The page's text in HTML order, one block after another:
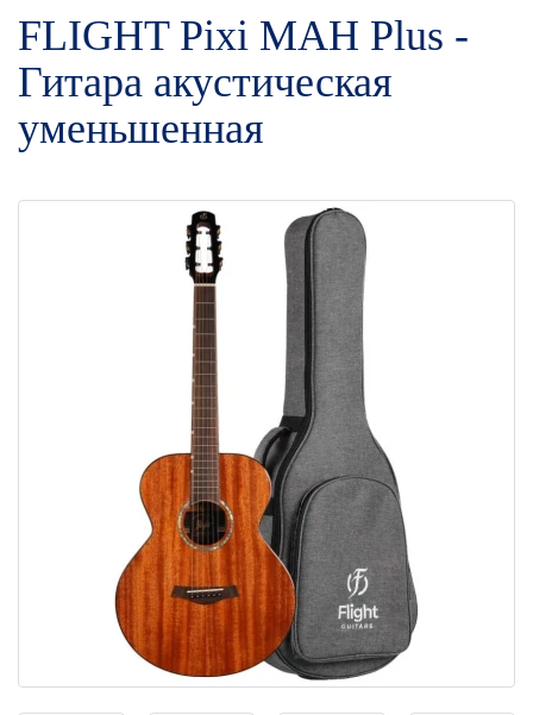
FLIGHT Pixi MAH Plus -
Гитара акустическая
уменьшенная